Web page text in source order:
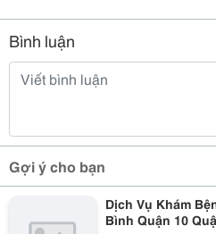
Bình luận
Gợi ý cho bạn
Dịch Vụ Khám
Bình Quận 10